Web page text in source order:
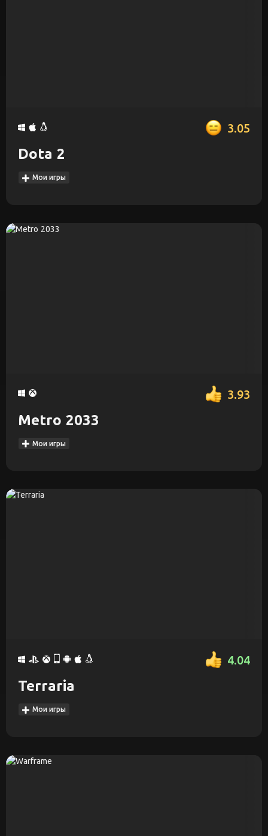
3.05
Dota 2
Мои игры
3.93
Metro 2033
Мои игры
4.04
Terraria
Мои игры